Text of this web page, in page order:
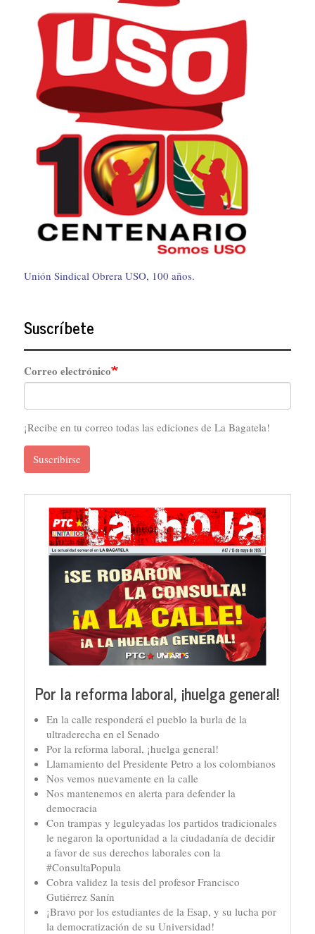
Unión Sindical Obrera USO, 100 años.
Suscríbete
Correo electrónico
¡Recibe en tu correo todas las ediciones de La Bagatela!
Suscribirse
Por la reforma laboral, ¡huelga general!
En la calle responderá el pueblo la burla de la
ultraderecha en el Senado
Por la reforma laboral, ¡huelga general!
Llamamiento del Presidente Petro a los colombianos
Nos vemos nuevamente en la calle
Nos mantenemos en alerta para defender la
democracia
Con trampas y leguleyadas los partidos tradicionales
le negaron la oportunidad a la ciudadanía de decidir
a favor de sus derechos laborales con la
#ConsultaPopula
Cobra validez la tesis del profesor Francisco
Gutiérrez Sanín
¡Bravo por los estudiantes de la Esap, y su lucha por
la democratización de su Universidad!